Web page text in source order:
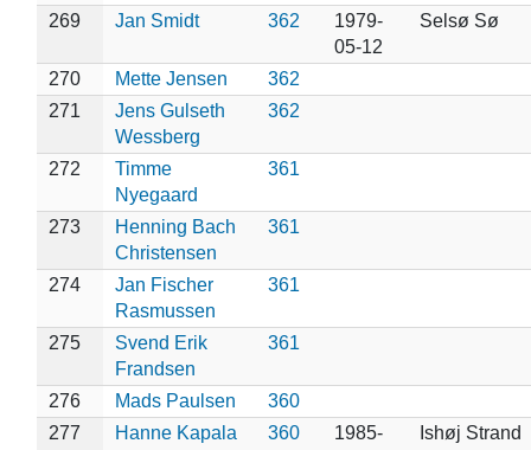
269
Jan Smidt 362
1979-
05-12
Selsø Sø
270 Mette Jensen
362
271
Jens Gulseth
Wessberg
362
272
Timme
Nyegaard
361
273
Henning Bach
Christensen
361
274
Jan Fischer
Rasmussen
361
275
Svend Erik
Frandsen
361
276 Mads Paulsen
360
277
Hanne Kapala 360
1985-
Ishøj Strand